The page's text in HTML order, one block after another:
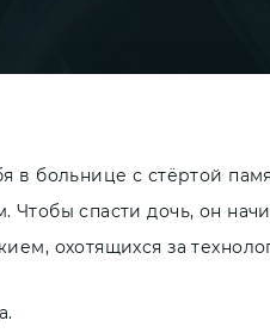
в больнице с стёртой
спасти дочь, он
охотящихся за